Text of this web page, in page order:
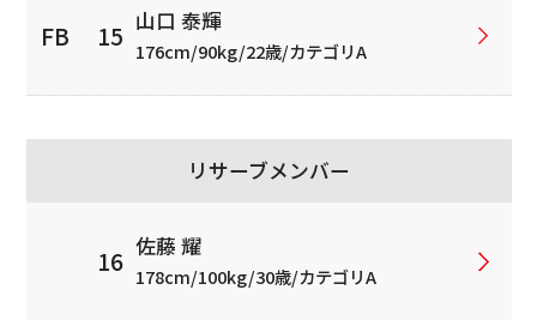
山口 泰輝
176cm/90kg/22歳/カテゴリA
リサーブメンバー
佐藤 耀
178cm/100kg/30歳/カテゴリA